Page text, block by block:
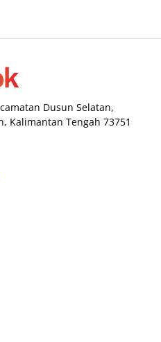
Dusun Selatan,
Kalimantan Tengah 73751